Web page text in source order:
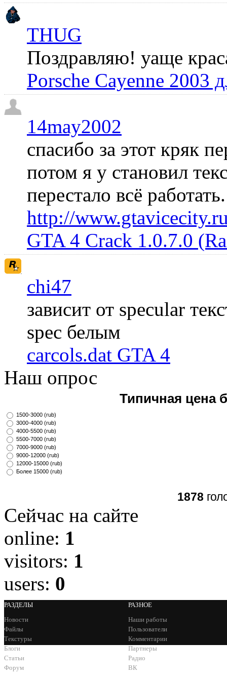
THUG
Поздравляю! уаще
Porsche Cayenne 2003
14may2002
спасибо за этот кряк
потом я у становил
перестало всё
http://
GTA 4 Crack 1.0.7.0
chi47
зависит от specular
spec белым
carcols.dat GTA 4
Наш опрос
Типичная цена
1500-3000 (rub)
3000-4000 (rub)
4000-5500 (rub)
5500-7000 (rub)
7000-9000 (rub)
9000-12000 (rub)
12000-15000 (rub)
Более 15000 (rub)
1878
Сейчас на сайте
online: 1
visitors: 1
users: 0
РАЗДЕЛЫ
Новости
Файлы
Текстуры
Блоги
Статьи
Форум
РАЗНОЕ
Наши работы
Пользователи
Комментарии
Партнеры
Радио
ВК